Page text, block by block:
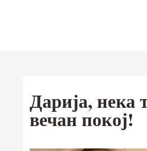
Ваши омиљени текстови од
Дарија, нека
вечан покој!